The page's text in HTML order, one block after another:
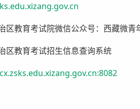
区教育考试院微信公众号：西藏微青
区教育考试招生信息查询系统